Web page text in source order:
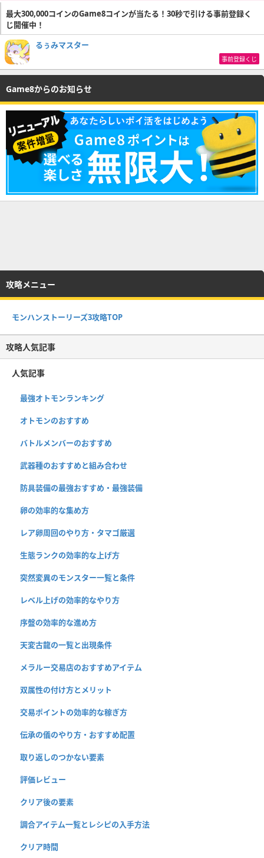
最大300,000コインのGame8コインが当たる！30秒で引ける事前登録く
じ開催中！
るぅみマスター
事前登録くじ
Game8からのお知らせ
攻略メニュー
モンハンストーリーズ3攻略TOP
攻略人気記事
人気記事
最強オトモンランキング
オトモンのおすすめ
バトルメンバーのおすすめ
武器種のおすすめと組み合わせ
防具装備の最強おすすめ・最強装備
卵の効率的な集め方
レア卵周回のやり方・タマゴ厳選
生態ランクの効率的な上げ方
突然変異のモンスター一覧と条件
レベル上げの効率的なやり方
序盤の効率的な進め方
天変古龍の一覧と出現条件
メラルー交易店のおすすめアイテム
双属性の付け方とメリット
交易ポイントの効率的な稼ぎ方
伝承の儀のやり方・おすすめ配置
取り返しのつかない要素
評価レビュー
クリア後の要素
調合アイテム一覧とレシピの入手方法
クリア時間